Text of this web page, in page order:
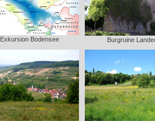
Exkursion Bodensee Burgruine